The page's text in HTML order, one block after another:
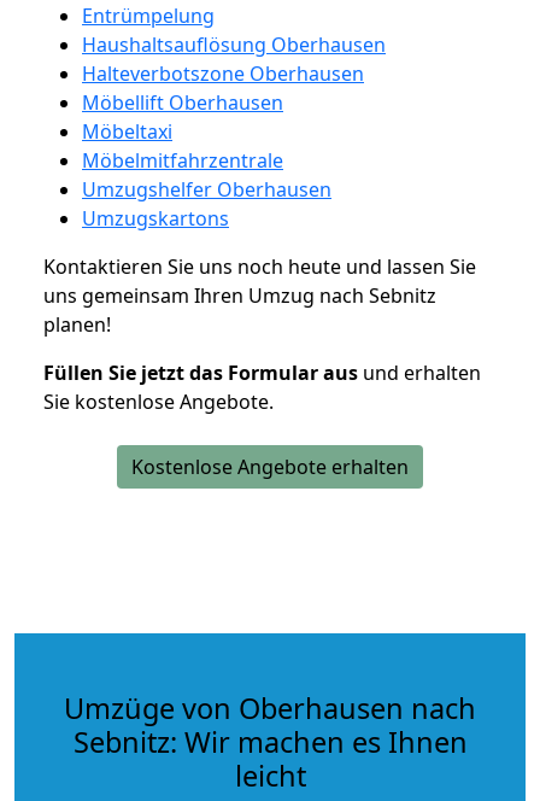
Entrümpelung
Haushaltsauflösung Oberhausen
Halteverbotszone Oberhausen
Möbellift Oberhausen
Möbeltaxi
Möbelmitfahrzentrale
Umzugshelfer Oberhausen
Umzugskartons
Kontaktieren Sie uns noch heute und lassen Sie
uns gemeinsam Ihren Umzug nach Sebnitz
planen!
Füllen Sie jetzt das Formular aus und erhalten
Sie kostenlose Angebote.
Kostenlose Angebote erhalten
Umzüge von Oberhausen nach
Sebnitz: Wir machen es Ihnen
leicht